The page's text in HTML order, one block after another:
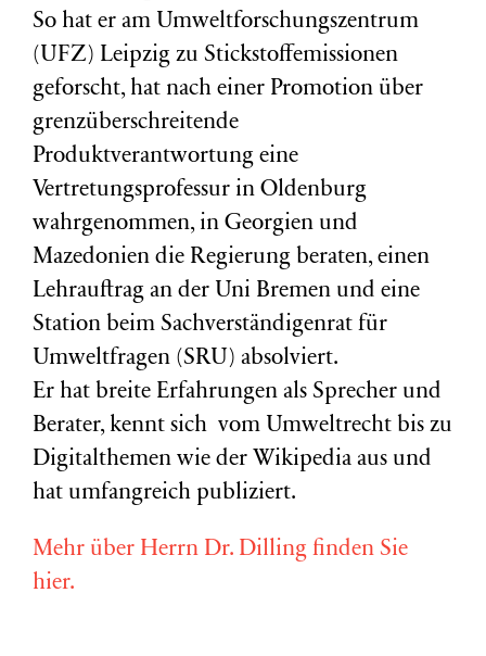
So hat er am Umweltforschungszentrum
(UFZ) Leipzig zu Stickstoffemissionen
geforscht, hat nach einer Promotion über
grenzüberschreitende
Produktverantwortung eine
Vertretungsprofessur in Oldenburg
wahrgenommen, in Georgien und
Mazedonien die Regierung beraten, einen
Lehrauftrag an der Uni Bremen und eine
Station beim Sachverständigenrat für
Umweltfragen (SRU) absolviert.
Er hat breite Erfahrungen als Sprecher und
Berater, kennt sich vom Umweltrecht bis zu
Digitalthemen wie der Wikipedia aus und
hat umfangreich publiziert.
Mehr über Herrn Dr. Dilling finden Sie
hier.